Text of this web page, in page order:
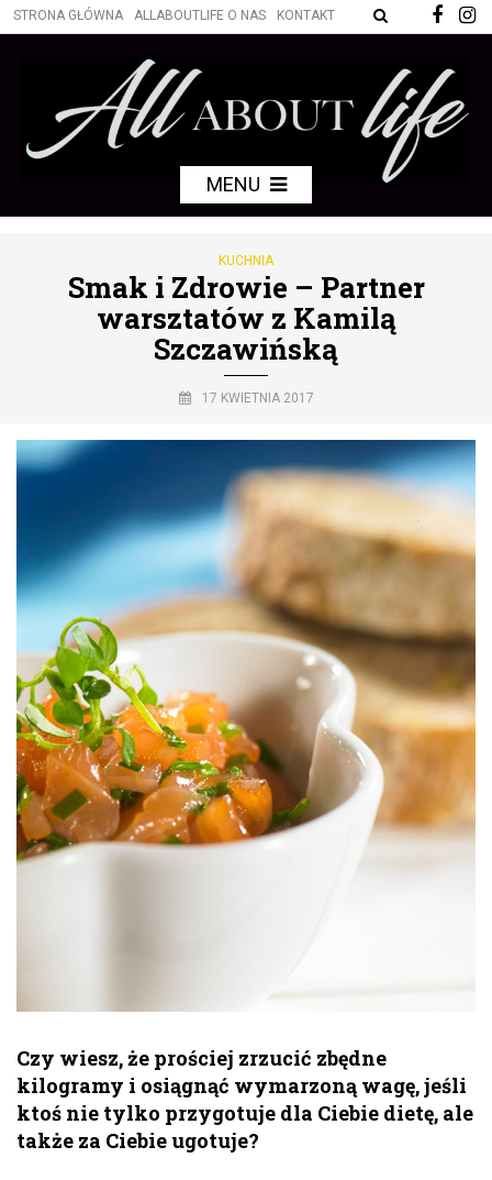
STRONA GŁÓWNA ALLABOUTLIFE O NAS KONTAKT
MENU
KUCHNIA
Smak i Zdrowie – Partner
warsztatów z Kamilą
Szczawińską
17 KWIETNIA 2017
Czy wiesz, że prościej zrzucić zbędne
kilogramy i osiągnąć wymarzoną wagę, jeśli
ktoś nie tylko przygotuje dla Ciebie dietę, ale
także za Ciebie ugotuje?